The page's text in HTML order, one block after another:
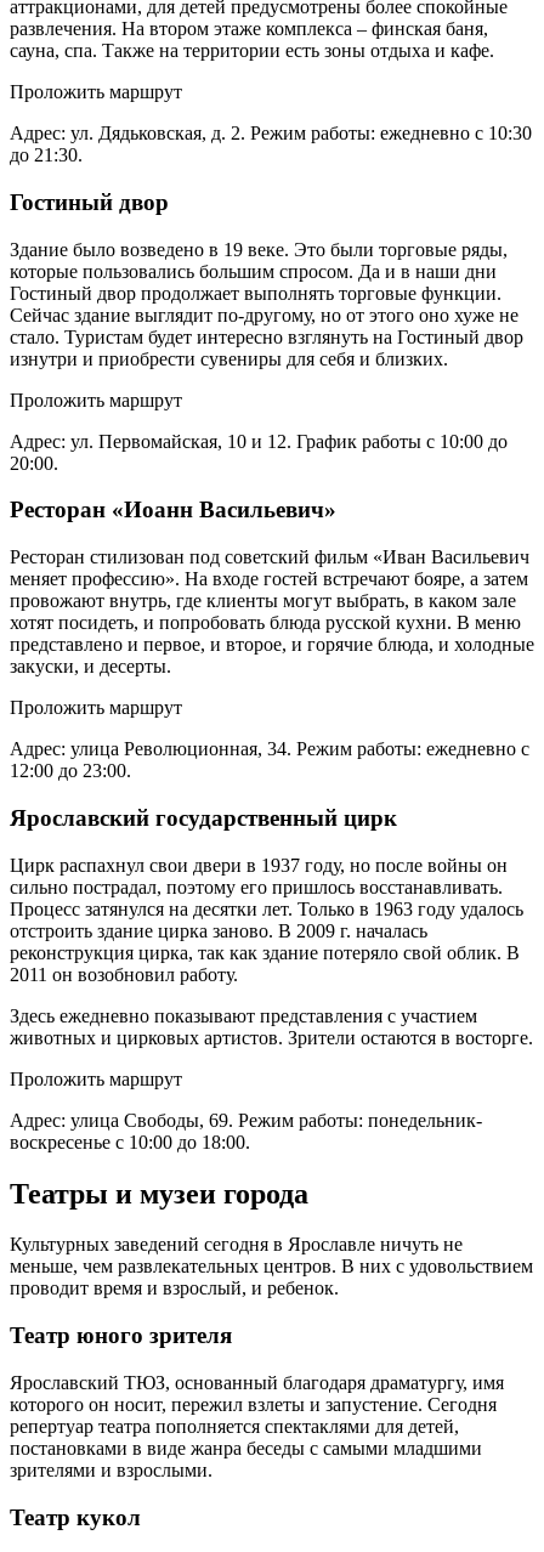
аттракционами, для детей предусмотрены более спокойные
развлечения. На втором этаже комплекса – финская баня,
сауна, спа. Также на территории есть зоны отдыха и кафе.
Проложить маршрут
Адрес: ул. Дядьковская, д. 2. Режим работы: ежедневно с 10:30
до 21:30.
Гостиный двор
Здание было возведено в 19 веке. Это были торговые ряды,
которые пользовались большим спросом. Да и в наши дни
Гостиный двор продолжает выполнять торговые функции.
Сейчас здание выглядит по-другому, но от этого оно хуже не
стало. Туристам будет интересно взглянуть на Гостиный двор
изнутри и приобрести сувениры для себя и близких.
Проложить маршрут
Адрес: ул. Первомайская, 10 и 12. График работы с 10:00 до
20:00.
Ресторан «Иоанн Васильевич»
Ресторан стилизован под советский фильм «Иван Васильевич
меняет профессию». На входе гостей встречают бояре, а затем
провожают внутрь, где клиенты могут выбрать, в каком зале
хотят посидеть, и попробовать блюда русской кухни. В меню
представлено и первое, и второе, и горячие блюда, и холодные
закуски, и десерты.
Проложить маршрут
Адрес: улица Революционная, 34. Режим работы: ежедневно с
12:00 до 23:00.
Ярославский государственный цирк
Цирк распахнул свои двери в 1937 году, но после войны он
сильно пострадал, поэтому его пришлось восстанавливать.
Процесс затянулся на десятки лет. Только в 1963 году удалось
отстроить здание цирка заново. В 2009 г. началась
реконструкция цирка, так как здание потеряло свой облик. В
2011 он возобновил работу.
Здесь ежедневно показывают представления с участием
животных и цирковых артистов. Зрители остаются в восторге.
Проложить маршрут
Адрес: улица Свободы, 69. Режим работы: понедельник-
воскресенье с 10:00 до 18:00.
Театры и музеи города
Культурных заведений сегодня в Ярославле ничуть не
меньше, чем развлекательных центров. В них с удовольствием
проводит время и взрослый, и ребенок.
Театр юного зрителя
Ярославский ТЮЗ, основанный благодаря драматургу, имя
которого он носит, пережил взлеты и запустение. Сегодня
репертуар театра пополняется спектаклями для детей,
постановками в виде жанра беседы с самыми младшими
зрителями и взрослыми.
Театр кукол